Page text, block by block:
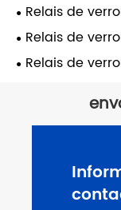
Relais de
de voiture
Relais de
Relais de